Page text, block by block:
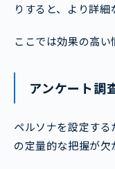
りすると、より詳細
ここでは効果の高い
アンケート調
ペルソナを設定す
の定量的な把握が欠